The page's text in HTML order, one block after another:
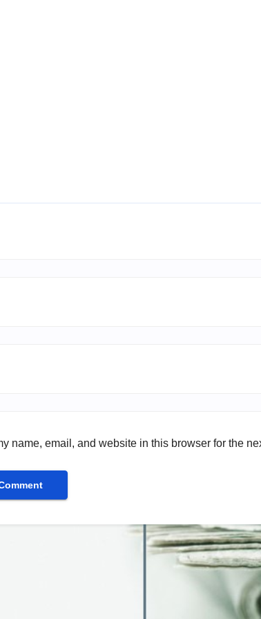
name, email, and website in this browser for the